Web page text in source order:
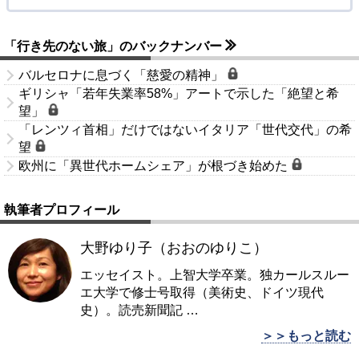
「行き先のない旅」のバックナンバー
バルセロナに息づく「慈愛の精神」
ギリシャ「若年失業率58%」アートで示した「絶望と希
望」
「レンツィ首相」だけではないイタリア「世代交代」の希
望
欧州に「異世代ホームシェア」が根づき始めた
執筆者プロフィール
大野ゆり子（おおのゆりこ）
エッセイスト。上智大学卒業。独カールスルー
エ大学で修士号取得（美術史、ドイツ現代
史）。読売新聞記 …
＞＞もっと読む